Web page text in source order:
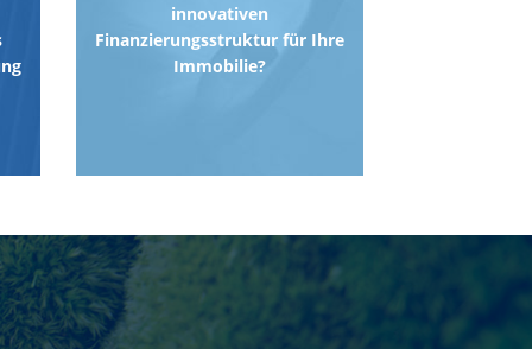
innovativen
Finanzierungsstruktur für Ihre
Immobilie?